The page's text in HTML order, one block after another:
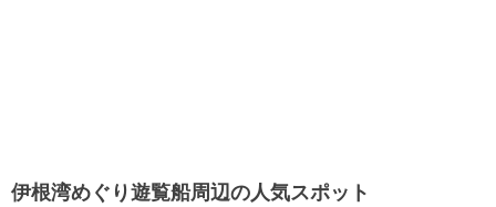
伊根湾めぐり遊覧船周辺の人気スポット